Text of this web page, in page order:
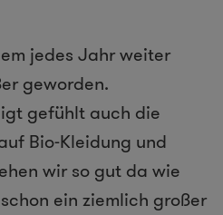
jedes Jahr weiter
geworden.
gefühlt auch die
Bio-Kleidung und
wir so gut da wie
ein ziemlich großer